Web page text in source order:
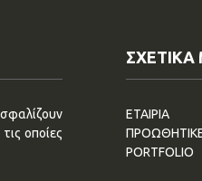
οποίες
ΕΤΑΙΡΙΑ
PORTFOLIO